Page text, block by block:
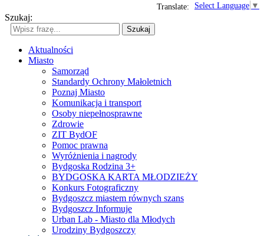
Select Language ▼
Translate:
Szukaj:
Szukaj
Aktualności
Miasto
Samorząd
Standardy Ochrony Małoletnich
Poznaj Miasto
Komunikacja i transport
Osoby niepełnosprawne
Zdrowie
ZIT BydOF
Pomoc prawna
Wyróżnienia i nagrody
Bydgoska Rodzina 3+
BYDGOSKA KARTA MŁODZIEŻY
Konkurs Fotograficzny
Bydgoszcz miastem równych szans
Bydgoszcz Informuje
Urban Lab - Miasto dla Młodych
Urodziny Bydgoszczy